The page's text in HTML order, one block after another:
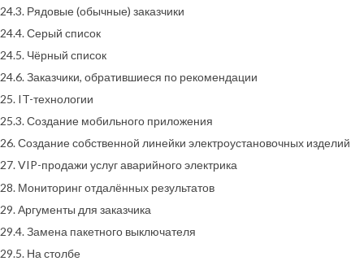
24.3. Рядовые (обычные) заказчики
24.4. Серый список
24.5. Чёрный список
24.6. Заказчики, обратившиеся по рекомендации
25. IT-технологии
25.3. Создание мобильного приложения
26. Создание собственной линейки электроустановочных изделий
27. VIP-продажи услуг аварийного электрика
28. Мониторинг отдалённых результатов
29. Аргументы для заказчика
29.4. Замена пакетного выключателя
29.5. На столбе